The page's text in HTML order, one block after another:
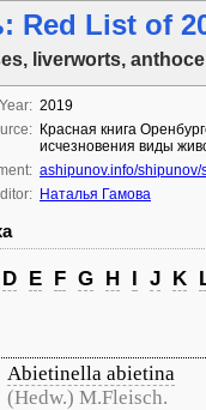
Red List of
liverworts,
Year: 2019
Красная книга
исчезновения виды
ashipunov.info/
Наталья Гамова
D E F G H I J K
Abietinella abietina
(Hedw.) M.Fleisch.